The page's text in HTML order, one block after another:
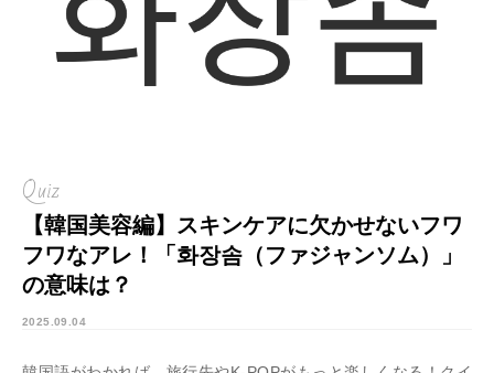
Quiz
【韓国美容編】スキンケアに欠かせないフワ
フワなアレ！「화장솜（ファジャンソム）」
の意味は？
2025.09.04